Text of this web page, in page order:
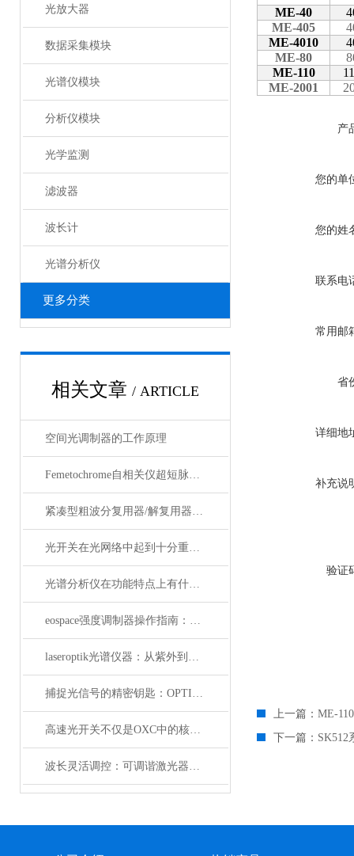
光放大器
数据采集模块
光谱仪模块
分析仪模块
光学监测
滤波器
波长计
光谱分析仪
更多分类
相关文章 / ARTICLE
空间光调制器的工作原理
Femetochrome自相关仪超短脉冲测量的“时间显微镜”
紧凑型粗波分复用器/解复用器（双面）产品参数
光开关在光网络中起到十分重要的作用
光谱分析仪在功能特点上有什么杰出表现？
eospace强度调制器操作指南：从基础到进阶的完整流程
laseroptik光谱仪器：从紫外到红外的精密光学测量解决方案
捕捉光信号的精密钥匙：OPTILAB光电探测器解析
高速光开关不仅是OXC中的核心器件，它还广泛应用于这些领域
波长灵活调控：可调谐激光器在WDM系统中的应用解析
ME-40
ME-405
ME-4010
ME-80
ME-110
ME-2001
产
您的单
您的姓
联系电
常用邮
省
详细地
补充说
验证
上一篇： ME-
下一篇： SK512